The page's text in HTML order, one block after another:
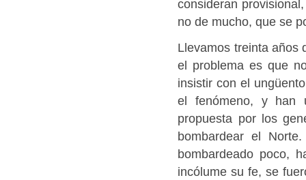
consideran
no de mucho, que se
Llevamos treinta años
el problema es que
insistir con el
el fenómeno, y han
propuesta por los
bombardear el
bombardeado poco,
incólume su fe, se